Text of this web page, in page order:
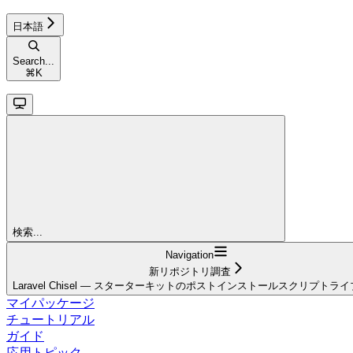
日本語
Search...
⌘ K
検索...
Navigation
新リポジトリ調査
Laravel Chisel — スターターキットのポストインストールスクリプトライ
マイパッケージ
チュートリアル
ガイド